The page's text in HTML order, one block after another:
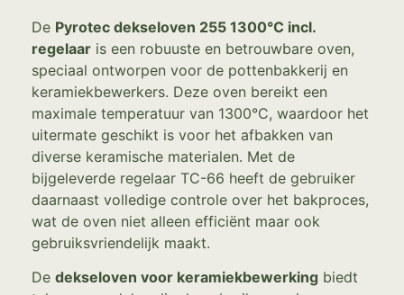
De Pyrotec dekseloven 255 1300°C incl.
regelaar is een robuuste en betrouwbare oven,
speciaal ontworpen voor de pottenbakkerij en
keramiekbewerkers. Deze oven bereikt een
maximale temperatuur van 1300°C, waardoor het
uitermate geschikt is voor het afbakken van
diverse keramische materialen. Met de
bijgeleverde regelaar TC-66 heeft de gebruiker
daarnaast volledige controle over het bakproces,
wat de oven niet alleen efficiënt maar ook
gebruiksvriendelijk maakt.
De dekseloven voor keramiekbewerking biedt